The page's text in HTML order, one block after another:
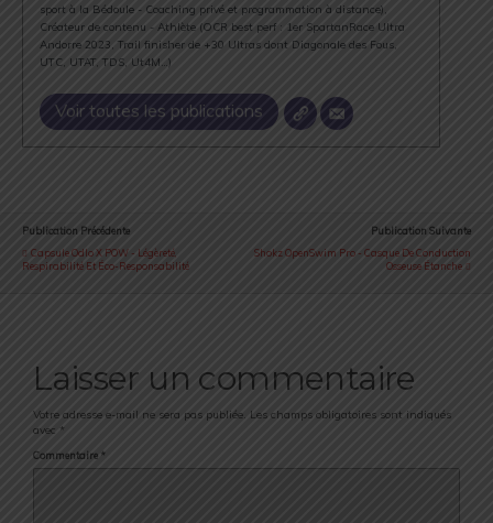
sport à la Bédoule - Coaching privé et programmation à distance),
Créateur de contenu - Athlète (OCR best perf : 1er SpartanRace Ultra
Andorre 2023, Trail finisher de +30 Ultras dont Diagonale des Fous,
UTC, UTAT, TDS, Ut4M…)
Voir toutes les publications
Publication Précédente
Capsule Odlo X POW - Légèreté,
Respirabilité Et Éco-Responsabilité
Publication Suivante
Shokz OpenSwim Pro - Casque De Conduction
Osseuse Étanche
Laisser un commentaire
Votre adresse e-mail ne sera pas publiée. Les champs obligatoires sont indiqués
avec *
Commentaire *